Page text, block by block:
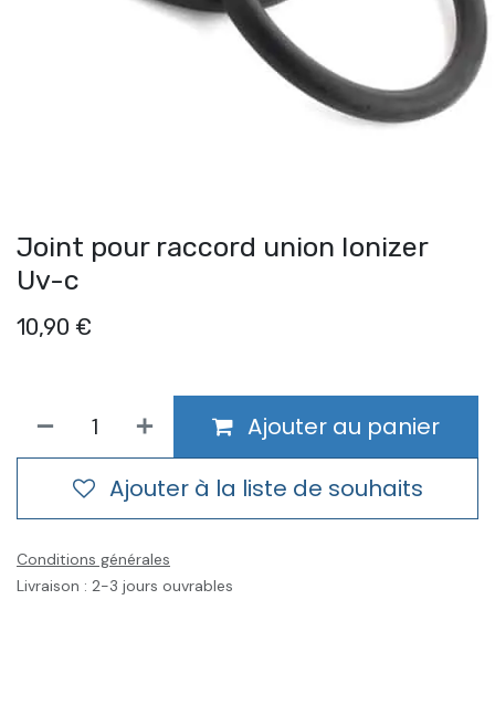
Joint pour raccord union Ionizer
Uv-c
10,90 €
Ajouter au panier
Ajouter à la liste de souhaits
Conditions générales
Livraison : 2-3 jours ouvrables